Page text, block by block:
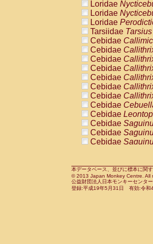
Atelidae
Pitheciidae
Pitheciidae
Pitheciidae
Pitheciidae
Pitheciidae
Pitheciidae
Pitheciidae
Pitheciidae
Pitheciidae
Cercopithecidae
Cercopithecidae
Cercopithecidae
Cercopithecidae
Cercopithecidae
Cercopithecidae
Cercopithecidae
Cercopithecidae
Cercopithecidae
Loridae
Loridae
Loridae
Tarsiidae
Cebidae
Cebidae
Cebidae
Cebidae
Cebidae
Cebidae
Cebidae
Cebidae
Cebidae
Cebidae
Cebidae
Cebidae
Cebidae
Cebidae
Cebidae
本データベース、並びに標本に関
© 2013 Japan Monkey Centre. All
公益財団法人日本モンキーセン
登録:平成19年5月31日 有効:令